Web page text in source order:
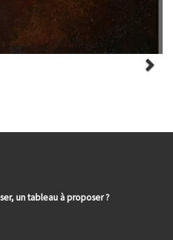
un tableau à proposer ?